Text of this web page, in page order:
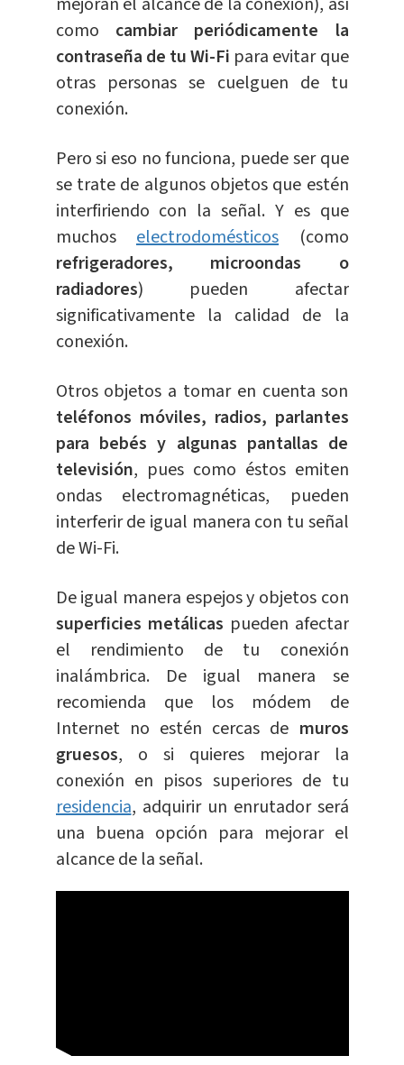
como cambiar periódicamente la
contraseña de tu Wi-Fi para evitar que
otras personas se cuelguen de tu
conexión.
Pero si eso no funciona, puede ser que
se trate de algunos objetos que estén
interfiriendo con la señal. Y es que
muchos electrodomésticos (como
refrigeradores, microondas o
radiadores) pueden afectar
significativamente la calidad de la
conexión.
Otros objetos a tomar en cuenta son
teléfonos móviles, radios, parlantes
para bebés y algunas pantallas de
televisión, pues como éstos emiten
ondas electromagnéticas, pueden
interferir de igual manera con tu señal
de Wi-Fi.
De igual manera espejos y objetos con
superficies metálicas pueden afectar
el rendimiento de tu conexión
inalámbrica. De igual manera se
recomienda que los módem de
Internet no estén cercas de muros
gruesos, o si quieres mejorar la
conexión en pisos superiores de tu
residencia, adquirir un enrutador será
una buena opción para mejorar el
alcance de la señal.